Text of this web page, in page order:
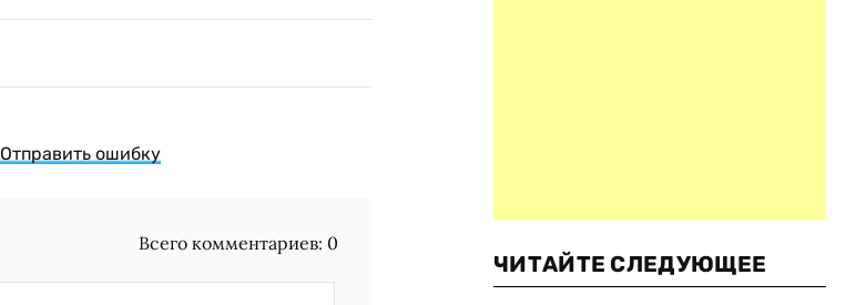
Отправить ошибку
Всего комментариев: 0
ЧИТАЙТЕ СЛЕДУЮЩЕЕ